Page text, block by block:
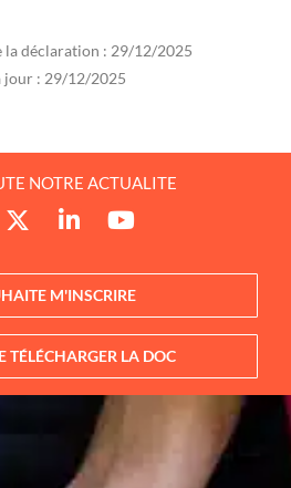
la déclaration : 29/12/2025
jour : 29/12/2025
NOTRE ACTUALITE
M'INSCRIRE
TÉLÉCHARGER LA DOC